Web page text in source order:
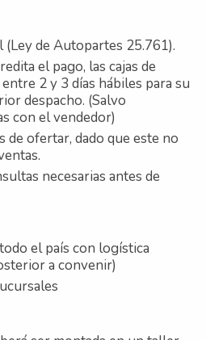
(Ley de Autopartes 25.761).
el pago, las cajas de
2 y 3 días hábiles para su
despacho. (Salvo
con el vendedor)
de ofertar, dado que este no
necesarias antes de
el país con logística
a convenir)